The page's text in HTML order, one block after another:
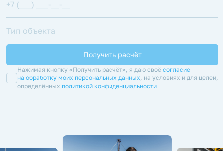
Нажимая кнопку «Получить расчёт», я даю своё согласие
на обработку моих персональных данных, на условиях и для целей,
определённых политикой конфиденциальности